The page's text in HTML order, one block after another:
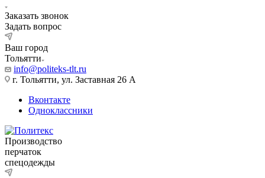
Заказать звонок
Задать вопрос
Ваш город
Тольятти
info@politeks-tlt.ru
г. Тольятти, ул. Заставная 26 А
Вконтакте
Одноклассники
Производство
перчаток
спецодежды